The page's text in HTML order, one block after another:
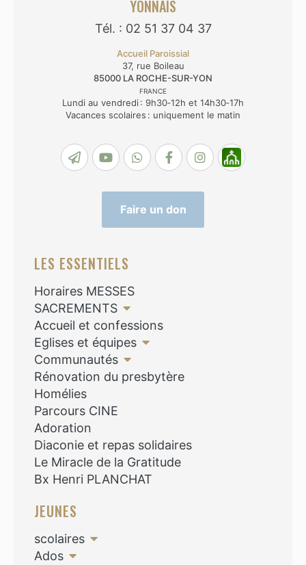
YONNAIS
Tél. : 02 51 37 04 37
Accueil Paroissial
37, rue Boileau
85000 LA ROCHE-SUR-YON
FRANCE
Lundi au vendredi : 9h30‑12h et 14h30‑17h
Vacances scolaires : uniquement le matin
Faire un don
LES ESSENTIELS
Horaires MESSES
SACREMENTS
Accueil et confessions
Eglises et équipes
Communautés
Rénovation du presbytère
Homélies
Parcours CINE
Adoration
Diaconie et repas solidaires
Le Miracle de la Gratitude
Bx Henri PLANCHAT
JEUNES
scolaires
Ados